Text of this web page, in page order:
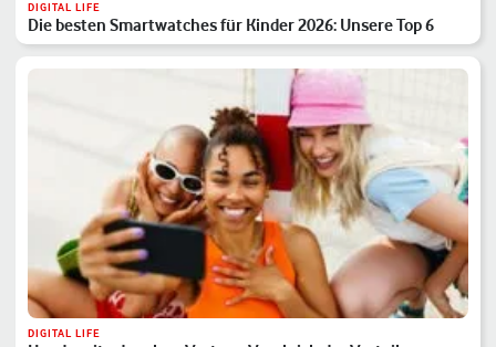
DIGITAL LIFE
Die besten Smartwatches für Kinder 2026: Unsere Top 6
DIGITAL LIFE